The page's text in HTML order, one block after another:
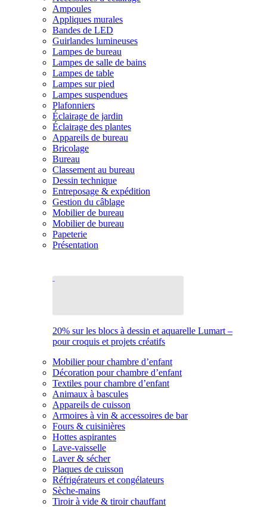
Ampoules
Appliques murales
Bandes de LED
Guirlandes lumineuses
Lampes de bureau
Lampes de salle de bains
Lampes de table
Lampes sur pied
Lampes suspendues
Plafonniers
Éclairage de jardin
Éclairage des plantes
Appareils de bureau
Bricolage
Bureau
Classement au bureau
Dessin technique
Entreposage & expédition
Gestion du câblage
Mobilier de bureau
Mobilier de bureau
Papeterie
Présentation
20% sur les blocs à dessin et aquarelle Lumart –
pour croquis et projets créatifs
Mobilier pour chambre d’enfant
Décoration pour chambre d’enfant
Textiles pour chambre d’enfant
Animaux à bascules
Appareils de cuisson
Armoires à vin & accessoires de bar
Fours & cuisinières
Hottes aspirantes
Lave-vaisselle
Laver & sécher
Plaques de cuisson
Réfrigérateurs et congélateurs
Sèche-mains
Tiroir à vide & tiroir chauffant